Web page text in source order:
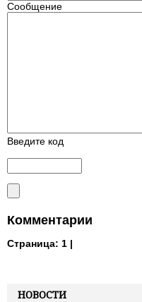
НОВОСТИ
Сообщение
Введите код
Комментарии
Страница: 1 |